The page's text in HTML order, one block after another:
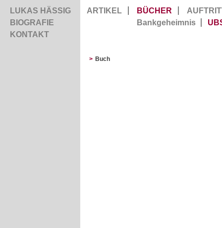
LUKAS HÄSSIG
BIOGRAFIE
KONTAKT
ARTIKEL BÜCHER
Bankgeheimnis
> Buch